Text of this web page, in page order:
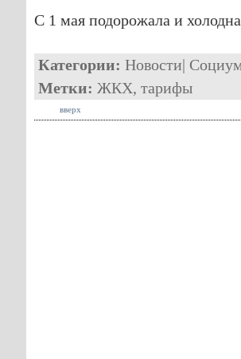
С 1 мая подорожала и
Категории: Новости|
Метки: ЖКХ, тарифы
вверх